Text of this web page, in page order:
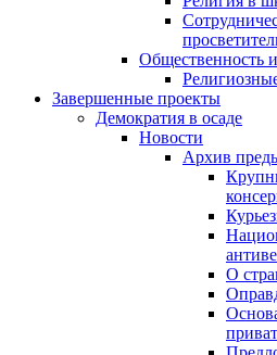
Завершенные проекты
Демократия в осаде
Новости
Архив
О